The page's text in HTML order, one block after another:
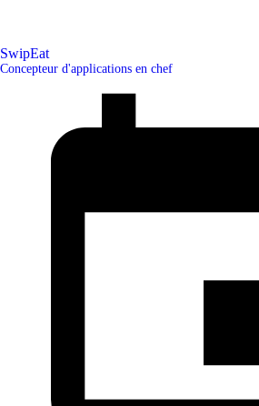
SwipEat
Concepteur d'applications en chef